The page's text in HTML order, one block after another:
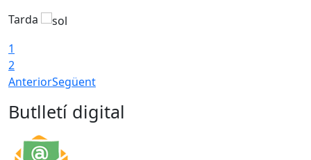
Tarda
1
2
AnteriorSegüent
Butlletí digital